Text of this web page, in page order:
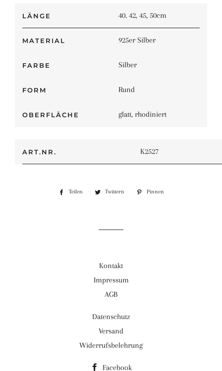
LÄNGE 40. 42, 45, 50cm
MATERIAL 925er Silber
FARBE Silber
FORM Rund
OBERFLÄCHE glatt, rhodiniert
ART.NR. K2527
Teilen
Auf
Twittern
Auf
Pinnen
Kontakt
Impressum
AGB
Datenschutz
Versand
Widerrufsbelehrung
Facebook